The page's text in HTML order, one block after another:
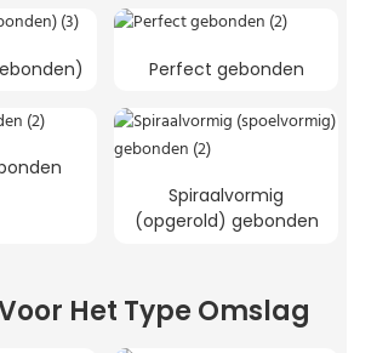
Perfect gebonden
Spiraalvormig
(opgerold) gebonden
Het Type Omslag